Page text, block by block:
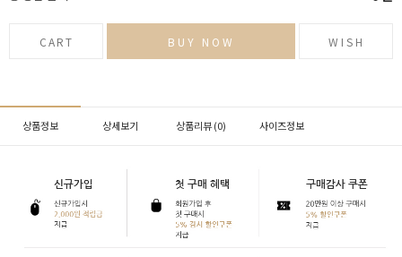
CART BUY NOW WISH
상품정보 상세보기 상품리뷰 (0) 사이즈정보